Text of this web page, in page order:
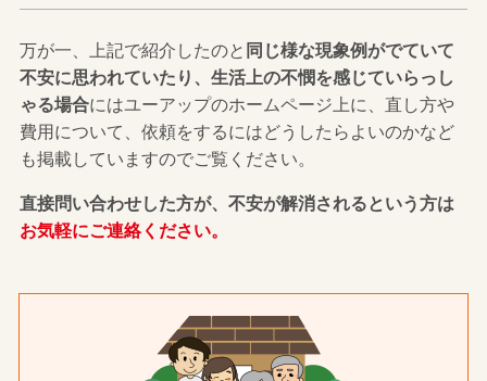
万が一、上記で紹介したのと 同じ様な現象例がでていて
不安に思われていたり、生活上の不憫を感じていらっし
ゃる場合にはユーアップのホームページ上に、直し方や
費用について、依頼をするにはどうしたらよいのかなど
も掲載していますのでご覧ください。
直接問い合わせした方が、不安が解消されるという方は
お気軽にご連絡ください。